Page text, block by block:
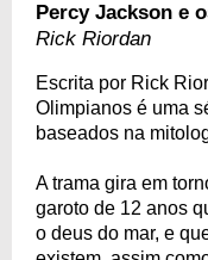
Percy Jackson e
Rick Riordan
Escrita por Rick
Olimpianos é uma
baseados na
A trama gira em
garoto de 12 anos
o deus do mar, e